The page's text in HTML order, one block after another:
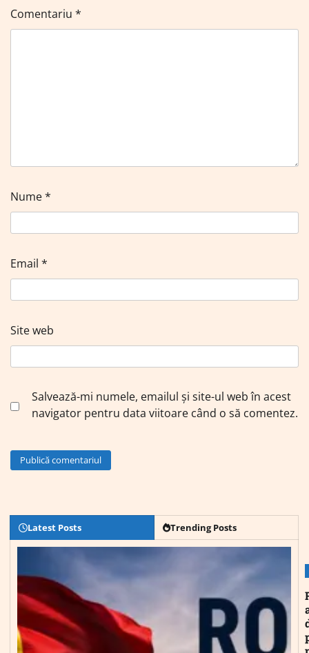
Comentariu *
Nume*
Email *
Site web
Salvează-mi numele, emailul și site-ul web în acest
navigator pentru data viitoare când o să comentez.
Latest Posts Trending Posts